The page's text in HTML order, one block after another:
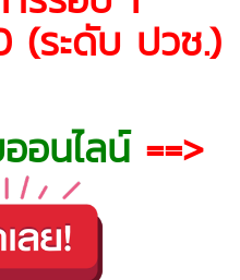
(ระดับ ปวช.)
อนไลน์==>